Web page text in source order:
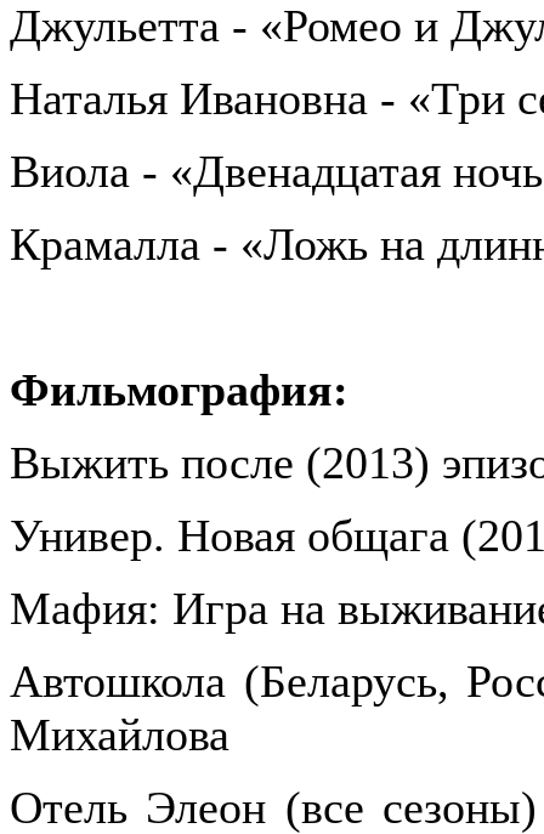
Джульетта - «Ромео и
Наталья Ивановна - «Три
Виола - «Двенадцатая
Крамалла - «Ложь на
Фильмография:
Выжить после (2013)
Универ. Новая общага
Мафия: Игра на
Автошкола (Беларусь,
Михайлова
Отель Элеон (все